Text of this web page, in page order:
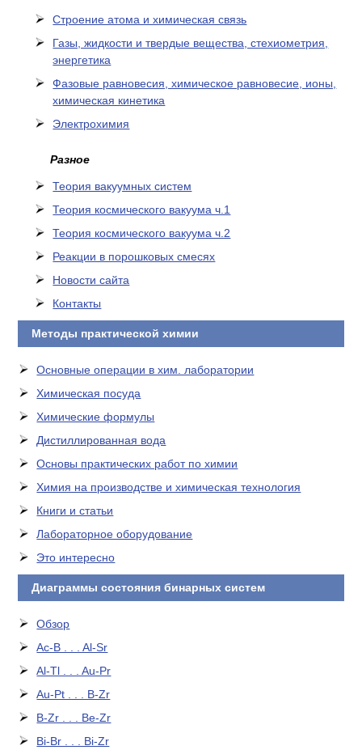
Cтроение атома и химическая связь
Газы, жидкости и твердые вещества, стехиометрия,
энергетика
Фазовые равновесия, химическое равновесие, ионы,
химическая кинетика
Электрохимия
Разное
Теория вакуумных систем
Теория космического вакуума ч.1
Теория космического вакуума ч.2
Реакции в порошковых смесях
Новости сайта
Контакты
Методы практической химии
Основные операции в хим. лаборатории
Химическая посуда
Химические формулы
Дистиллированная вода
Основы практических работ по химии
Химия на производстве и химическая технология
Книги и статьи
Лабораторное оборудование
Это интересно
Диаграммы состояния бинарных систем
Обзор
Ac-B . . . Al-Sr
Al-Tl . . . Au-Pr
Au-Pt . . . B-Zr
B-Zr . . . Be-Zr
Bi-Br . . . Bi-Zr